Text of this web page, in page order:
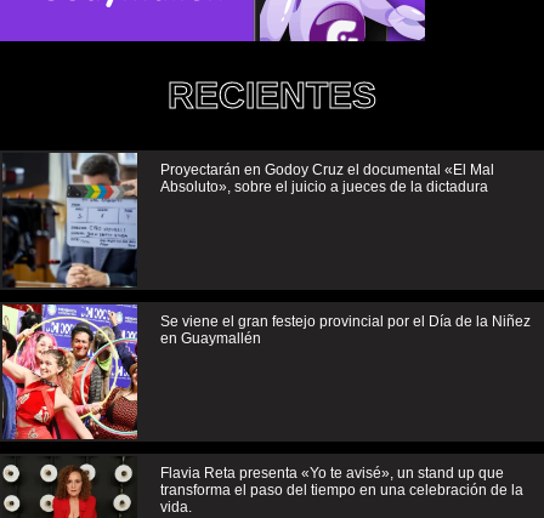
RECIENTES
Proyectarán en Godoy Cruz el documental «El Mal
Absoluto», sobre el juicio a jueces de la dictadura
Se viene el gran festejo provincial por el Día de la Niñez
en Guaymallén
Flavia Reta presenta «Yo te avisé», un stand up que
transforma el paso del tiempo en una celebración de la
vida.